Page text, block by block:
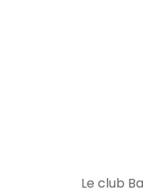
Le club